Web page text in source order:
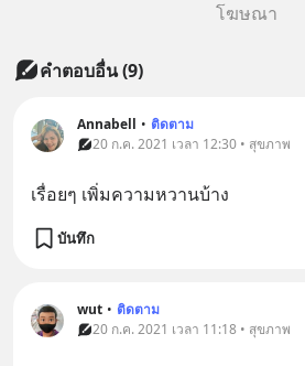
โฆษณา
คำตอบอื่น(9)
Annabell • ติดตาม
20 ก.ค. 2021 เวลา 12:30 • สุขภาพ
เรื่อยๆ เพิ่มความหวานบ้าง
บันทึก
wut • ติดตาม
20 ก.ค. 2021 เวลา 11:18 • สุขภาพ